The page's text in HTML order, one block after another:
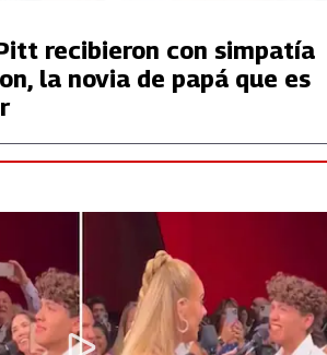
recibieron con simpatía
la novia de papá que es